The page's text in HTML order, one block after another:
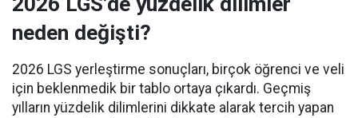
neden değişti?
2026 LGS yerleştirme sonuçları, birçok öğrenci ve veli
için beklenmedik bir tablo ortaya çıkardı. Geçmiş
yılların yüzdelik dilimlerini dikkate alarak tercih yapan